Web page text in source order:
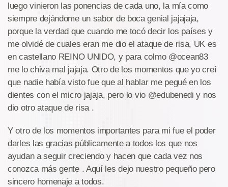
luego vinieron las ponencias de cada uno, la mía como
siempre dejándome un sabor de boca genial jajajaja,
porque la verdad que cuando me tocó decir los países y
me olvidé de cuales eran me dio el ataque de risa, UK es
en castellano REINO UNIDO, y para colmo @ocean83
me lo chiva mal jajaja. Otro de los momentos que yo creí
que nadie había visto fue que al hablar me pegué en los
dientes con el micro jajaja, pero lo vio @edubenedi y nos
dio otro ataque de risa .
Y otro de los momentos importantes para mi fue el poder
darles las gracias públicamente a todos los que nos
ayudan a seguir creciendo y hacen que cada vez nos
conozca más gente . Aquí les dejo nuestro pequeño pero
sincero homenaje a todos.